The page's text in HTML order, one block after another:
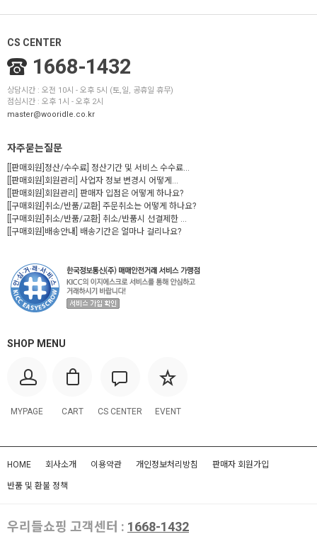
CS CENTER
1668-1432
상담시간 : 오전 10시 - 오후 5시 (토,일, 공휴일 휴무)
점심시간 : 오후 1시 - 오후 2시
master@wooridle.co.kr
자주묻는질문
[[판매회원]정산/수수료] 정산기간 및 서비스 수수료...
[[판매회원]회원관리] 사업자 정보 변경시 어떻게...
[[판매회원]회원관리] 판매자 입점은 어떻게 하나요?
[[구매회원]취소/반품/교환] 주문취소는 어떻게 하나요?
[[구매회원]취소/반품/교환] 취소/반품시 선결제한 ...
[[구매회원]배송안내] 배송기간은 얼마나 걸리나요?
SHOP MENU
MYPAGE CART CS CENTER EVENT
HOME 회사소개 이용약관 개인정보처리방침 판매자 회원가입
반품 및 환불 정책
우리들쇼핑 고객센터 : 1668-1432